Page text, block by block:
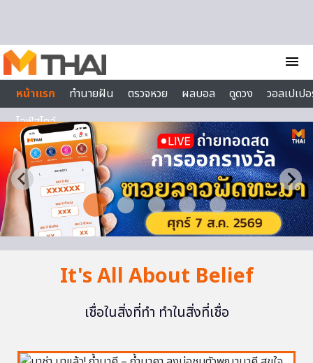
menu
หน้าแรก
ทำนายฝัน ตรวจหวย ผลบอล ดูดวง
วอลเปเป
ไลฟ์สไตล์
It's All About Belief
เชื่อในสิ่งที่ทำ ทำในสิ่งที่เชื่อ